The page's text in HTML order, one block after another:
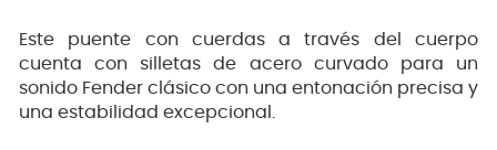
Este puente con cuerdas a través del cuerpo
cuenta con silletas de acero curvado para un
sonido Fender clásico con una entonación precisa y
una estabilidad excepcional.